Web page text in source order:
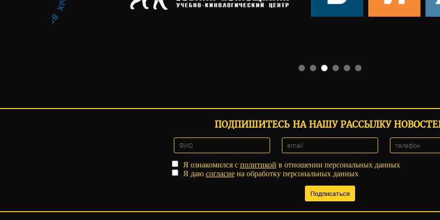
ПОДПИШИТЕСЬ НА НАШУ РАССЫЛКУ
Я ознакомился с политикой в отношении персональных данных
Я даю согласиена обработку персональных данных